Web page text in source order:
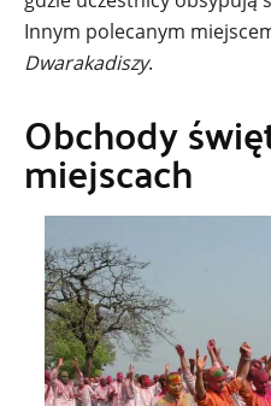
Innym polecanym
Dwarakadiszy.
Obchody
miejscach